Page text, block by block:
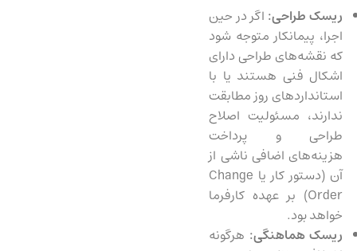
ریسک طراحی: اگر در حین
اجرا، پیمانکار متوجه شود
که نقشه‌های طراحی دارای
اشکال فنی هستند یا با
استانداردهای روز مطابقت
ندارند، مسئولیت اصلاح
طراحی و پرداخت
هزینه‌های اضافی ناشی از
آن (دستور کار یا Change
Order) بر عهده کارفرما
خواهد بود.
ریسک هماهنگی: هرگونه